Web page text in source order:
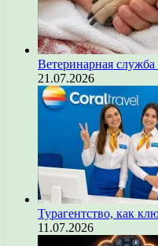
Ветеринарная
21.07.2026
Турагентство, как
11.07.2026